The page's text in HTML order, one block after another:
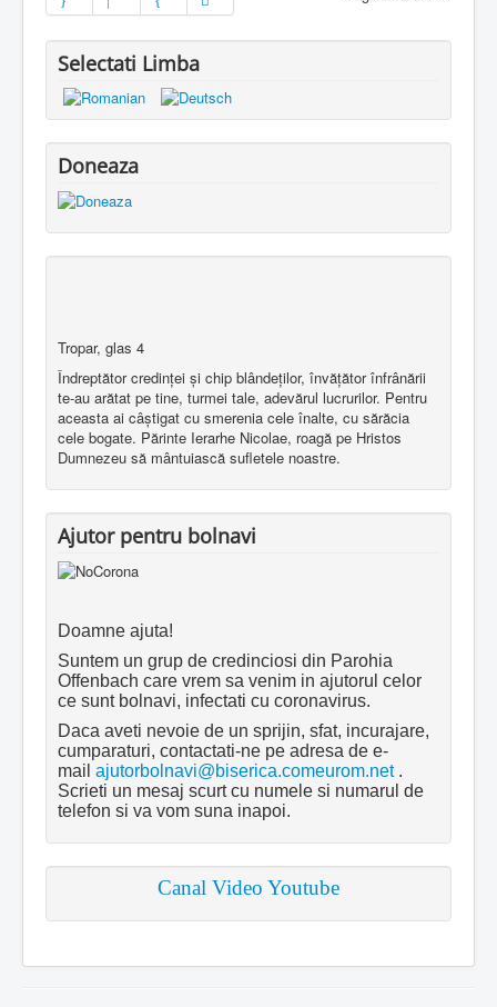
Selectati Limba
Doneaza
Tropar, glas 4
Îndreptător credinţei şi chip blândeţilor, învăţător înfrânării
te-au arătat pe tine, turmei tale, adevărul lucrurilor. Pentru
aceasta ai câştigat cu smerenia cele înalte, cu sărăcia
cele bogate. Părinte Ierarhe Nicolae, roagă pe Hristos
Dumnezeu să mântuiască sufletele noastre.
Ajutor pentru bolnavi
Doamne ajuta!
Suntem un grup de credinciosi din Parohia
Offenbach care vrem sa venim in ajutorul celor
ce sunt bolnavi, infectati cu coronavirus.
Daca aveti nevoie de un sprijin, sfat, incurajare,
cumparaturi, contactati-ne pe adresa de e-
mail ajutorbolnavi@biserica.comeurom.net.
Scrieti un mesaj scurt cu numele si numarul de
telefon si va vom suna inapoi.
Canal Video Youtube